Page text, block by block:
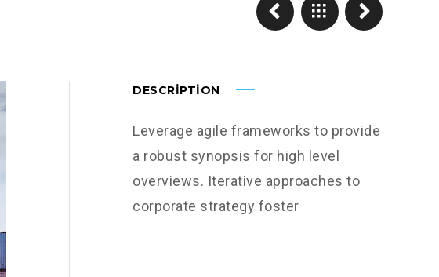
DESCRIPTION
Leverage agile frameworks to provide
a robust synopsis for high level
overviews. Iterative approaches to
corporate strategy foster